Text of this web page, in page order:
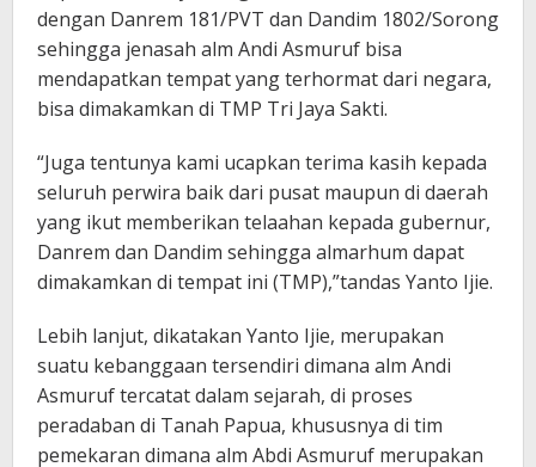
dengan Danrem 181/PVT dan Dandim 1802/Sorong
sehingga jenasah alm Andi Asmuruf bisa
mendapatkan tempat yang terhormat dari negara,
bisa dimakamkan di TMP Tri Jaya Sakti.
“Juga tentunya kami ucapkan terima kasih kepada
seluruh perwira baik dari pusat maupun di daerah
yang ikut memberikan telaahan kepada gubernur,
Danrem dan Dandim sehingga almarhum dapat
dimakamkan di tempat ini (TMP),”tandas Yanto Ijie.
Lebih lanjut, dikatakan Yanto Ijie, merupakan
suatu kebanggaan tersendiri dimana alm Andi
Asmuruf tercatat dalam sejarah, di proses
peradaban di Tanah Papua, khususnya di tim
pemekaran dimana alm Abdi Asmuruf merupakan